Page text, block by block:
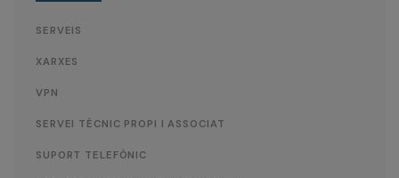
SERVEIS
XARXES
VPN
SERVEI TÈCNIC PROPI I ASSOCIAT
SUPORT TELEFÒNIC